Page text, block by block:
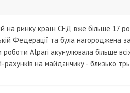
на ринку країн СНД вже більше 17
Федерації та була нагороджена
роботи Alpari акумулювала більше
рахунків на майданчику - близько